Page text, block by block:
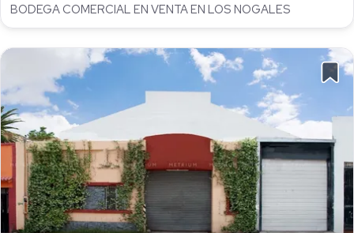
BODEGA COMERCIAL EN VENTA EN LOS NOGALES